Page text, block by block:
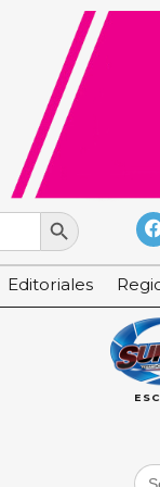
Search Button
Editoriales